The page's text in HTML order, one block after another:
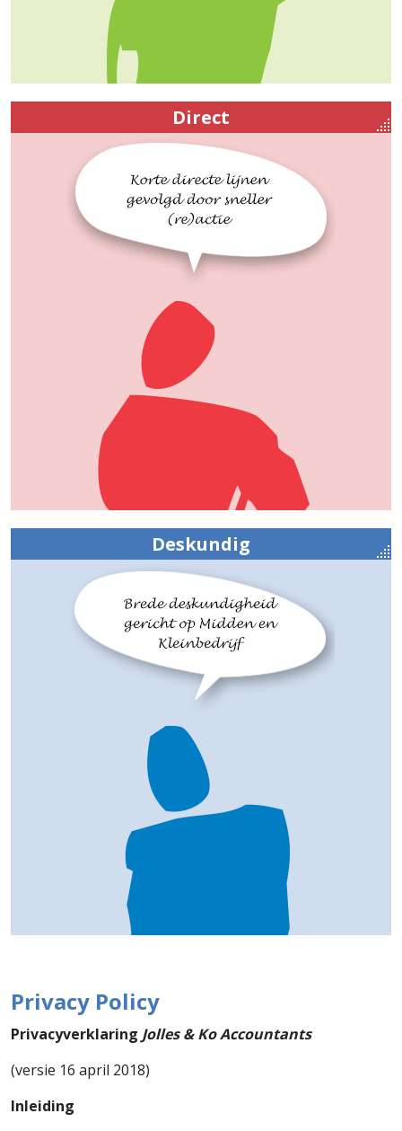
Direct
Deskundig
Privacy Policy
Privacyverklaring Jolles & Ko Accountants
(versie 16 april 2018)
Inleiding